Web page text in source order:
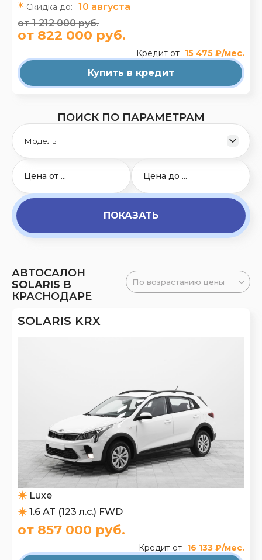
Скидка до:
10 августа
от 1 212 000 руб.
от 822 000 руб.
Кредит от 15 475 ₽/мес.
Купить в кредит
ПОИСК ПО ПАРАМЕТРАМ
ПОКАЗАТЬ
АВТОСАЛОН
SOLARIS В
КРАСНОДАРЕ
SOLARIS KRX
Luxe
1.6 AT (123 л.с.) FWD
от 857 000 руб.
Кредит от 16 133 ₽/мес.